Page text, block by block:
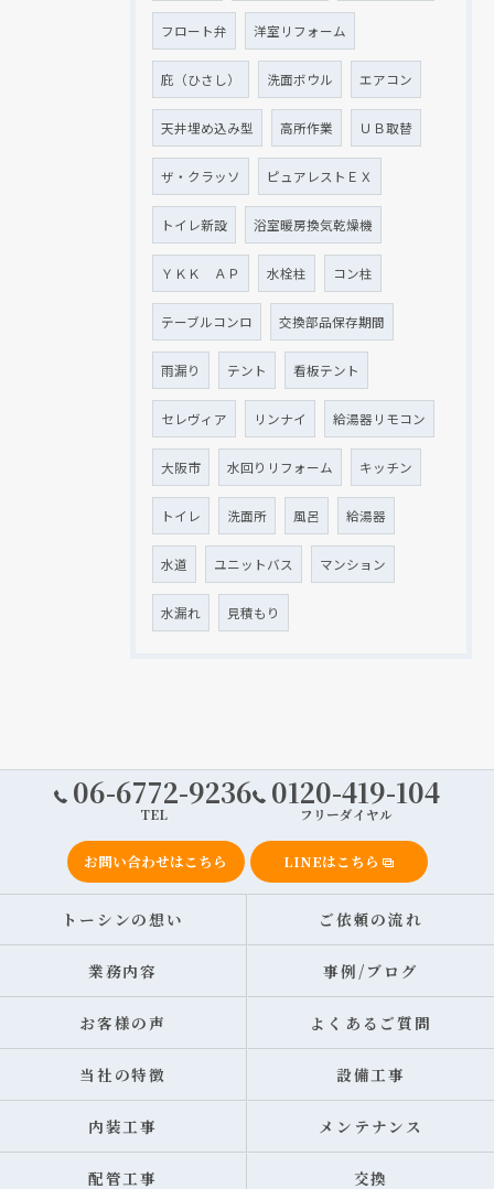
フロート弁 洋室リフォーム
庇（ひさし） 洗面ボウル エアコン
天井埋め込み型 高所作業 ＵＢ取替
ザ・クラッソ ピュアレストＥＸ
トイレ新設 浴室暖房換気乾燥機
ＹＫＫ ＡＰ 水栓柱 コン柱
テーブルコンロ 交換部品保存期間
雨漏り テント 看板テント
セレヴィア リンナイ 給湯器リモコン
大阪市 水回りリフォーム キッチン
トイレ 洗面所 風呂 給湯器
水道 ユニットバス マンション
水漏れ 見積もり
06-6772-9236
TEL
0120-419-104
フリーダイヤル
お問い合わせはこちら LINEはこちら
トーシンの想い ご依頼の流れ
業務内容 事例/ブログ
お客様の声 よくあるご質問
当社の特徴 設備工事
内装工事 メンテナンス
配管工事 交換